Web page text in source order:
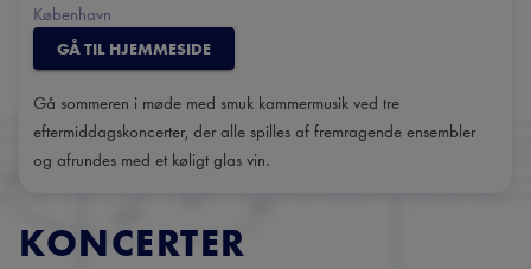
København
GÅ TIL HJEMMESIDE
Gå sommeren i møde med smuk kammermusik ved tre
eftermiddagskoncerter, der alle spilles af fremragende ensembler
og afrundes med et køligt glas vin.
KONCERTER